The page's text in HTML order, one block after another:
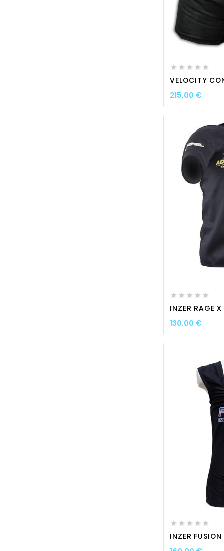

    
VELOCITY
215,00 €Prix
    
INZER RAGE X
130,00 €Prix

    
INZER FUSION